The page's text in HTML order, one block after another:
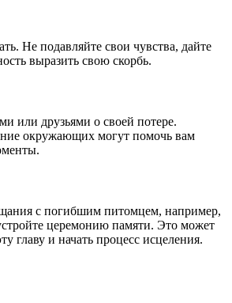
Не подавляйте свои чувства, дайте
выразить свою скорбь.
или друзьями о своей потере.
окружающих могут помочь вам
с погибшим питомцем, например,
церемонию памяти. Это может
главу и начать процесс исцеления.